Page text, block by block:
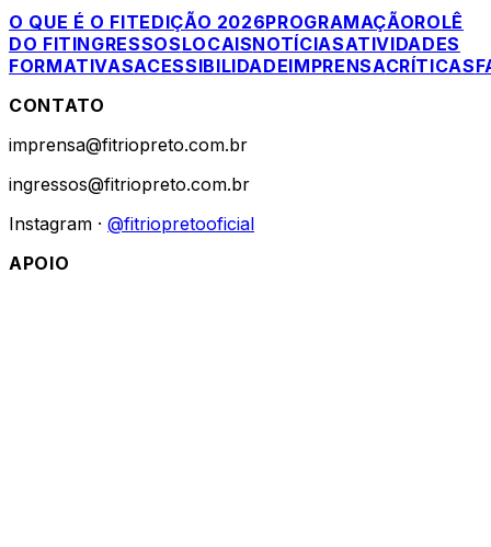
O QUE É O FITEDIÇÃO 2026PROGRAMAÇÃOROLÊ
DO FITINGRESSOSLOCAISNOTÍCIASATIVIDADES
FORMATIVASACESSIBILIDADEIMPRENSACRÍTICAS
CONTATO
imprensa@fitriopreto.com.br
ingressos@fitriopreto.com.br
Instagram · @fitriopretooficial
APOIO